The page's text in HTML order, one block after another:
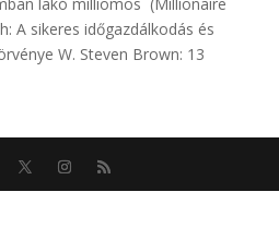
A sikeres időgazdálkodás és
W. Steven Brown: 13